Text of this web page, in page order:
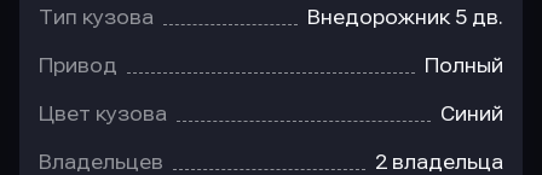
Тип кузова Внедорожник 5 дв.
Привод Полный
Цвет кузова Синий
Владельцев 2 владельца